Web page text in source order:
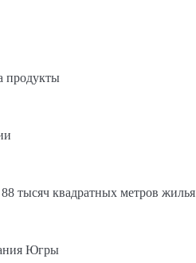
продукты
тысяч квадратных метров жилья
Югры